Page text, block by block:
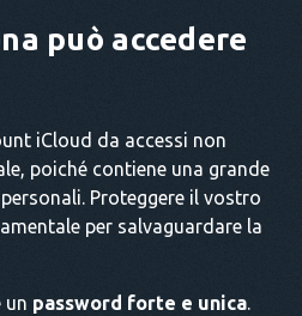
può accedere
iCloud da accessi non
poiché contiene una grande
Proteggere il vostro
per salvaguardare la
un password forte e unica.